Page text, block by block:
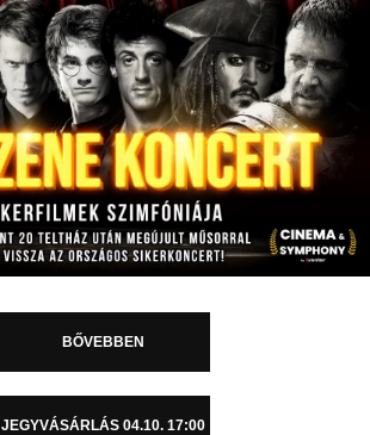
BŐVEBBEN
JEGYVÁSÁRLÁS 04.10. 17:00